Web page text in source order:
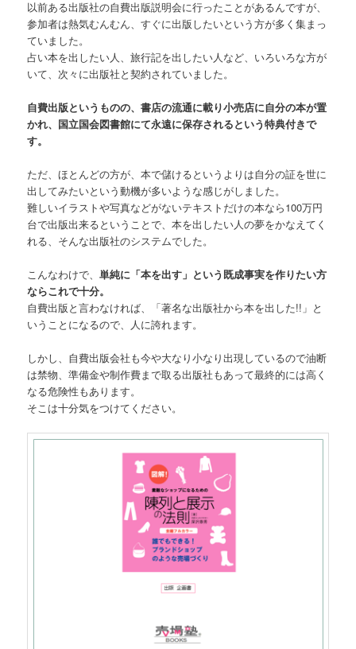
以前ある出版社の自費出版説明会に行ったことがあるんですが、
参加者は熱気むんむん、すぐに出版したいという方が多く集まっ
ていました。
占い本を出したい人、旅行記を出したい人など、いろいろな方が
いて、次々に出版社と契約されていました。
自費出版というものの、書店の流通に載り小売店に自分の本が置
かれ、国立国会図書館にて永遠に保存されるという特典付きで
す。
ただ、ほとんどの方が、本で儲けるというよりは自分の証を世に
出してみたいという動機が多いような感じがしました。
難しいイラストや写真などがないテキストだけの本なら100万円
台で出版出来るということで、本を出したい人の夢をかなえてく
れる、そんな出版社のシステムでした。
こんなわけで、単純に「本を出す」という既成事実を作りたい方
ならこれで十分。
自費出版と言わなければ、「著名な出版社から本を出した!!」と
いうことになるので、人に誇れます。
しかし、自費出版会社も今や大なり小なり出現しているので油断
は禁物、準備金や制作費まで取る出版社もあって最終的には高く
なる危険性もあります。
そこは十分気をつけてください。